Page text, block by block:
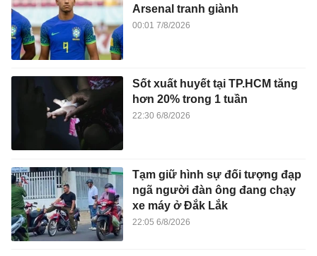
Arsenal tranh giành
00:01 7/8/2026
Sốt xuất huyết tại TP.HCM tăng
hơn 20% trong 1 tuần
22:30 6/8/2026
Tạm giữ hình sự đối tượng đạp
ngã người đàn ông đang chạy
xe máy ở Đắk Lắk
22:05 6/8/2026